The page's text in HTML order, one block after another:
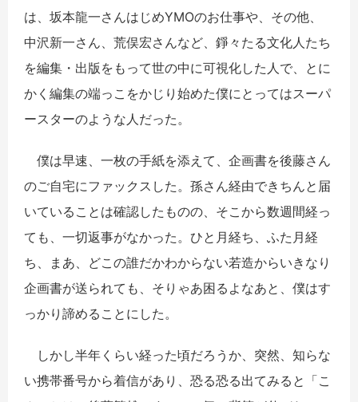
は、坂本龍一さんはじめYMOのお仕事や、その他、
中沢新一さん、荒俣宏さんなど、錚々たる文化人たち
を編集・出版をもって世の中に可視化した人で、とに
かく編集の端っこをかじり始めた僕にとってはスーパ
ースターのような人だった。
僕は早速、一枚の手紙を添えて、企画書を後藤さん
のご自宅にファックスした。孫さん経由できちんと届
いていることは確認したものの、そこから数週間経っ
ても、一切返事がなかった。ひと月経ち、ふた月経
ち、まあ、どこの誰だかわからない若造からいきなり
企画書が送られても、そりゃあ困るよなあと、僕はす
っかり諦めることにした。
しかし半年くらい経った頃だろうか、突然、知らな
い携帯番号から着信があり、恐る恐る出てみると「こ